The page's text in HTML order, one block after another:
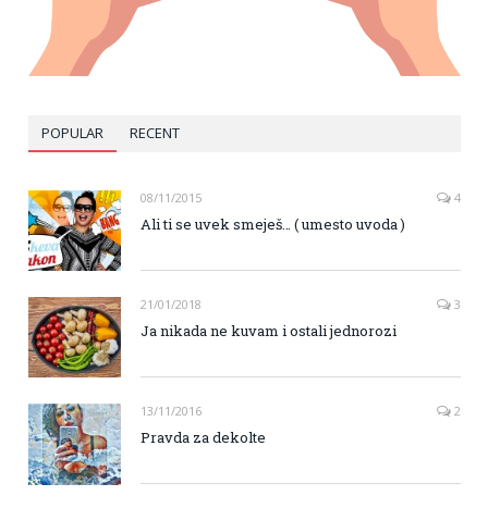
POPULAR RECENT
08/11/2015 4
Ali ti se uvek smeješ… ( umesto uvoda )
21/01/2018 3
Ja nikada ne kuvam i ostali jednorozi
13/11/2016 2
Pravda za dekolte